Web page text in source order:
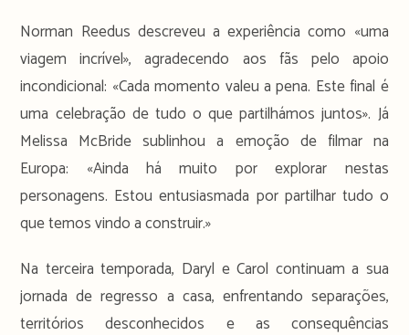
Norman Reedus descreveu a experiência como «uma
viagem incrível», agradecendo aos fãs pelo apoio
incondicional: «Cada momento valeu a pena. Este final é
uma celebração de tudo o que partilhámos juntos». Já
Melissa McBride sublinhou a emoção de filmar na
Europa: «Ainda há muito por explorar nestas
personagens. Estou entusiasmada por partilhar tudo o
que temos vindo a construir.»
Na terceira temporada, Daryl e Carol continuam a sua
jornada de regresso a casa, enfrentando separações,
territórios desconhecidos e as consequências